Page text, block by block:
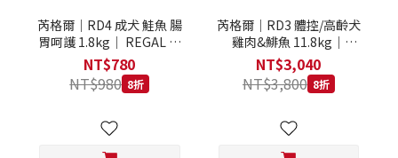
芮格爾｜RD4 成犬 鮭魚 腸
胃呵護 1.8kg｜ REGAL 天
然犬糧 狗飼料
NT$780
NT$980 8折
芮格爾｜RD3 體控/高齡犬
雞肉&鯡魚 11.8kg｜
REGAL 天然犬糧 狗飼料
NT$3,040
NT$3,800 8折